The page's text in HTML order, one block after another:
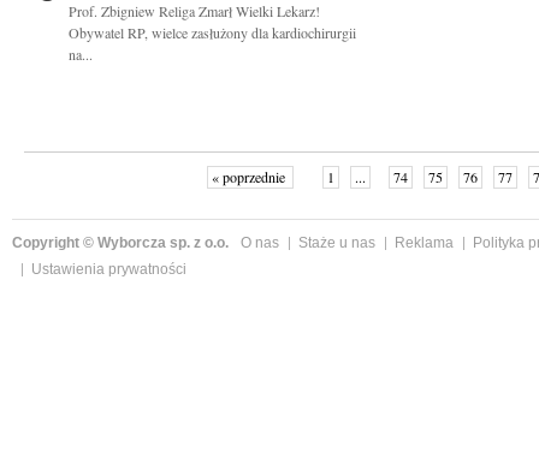
Prof. Zbigniew Religa Zmarł Wielki Lekarz!
Obywatel RP, wielce zasłużony dla kardiochirurgii
na...
« poprzednie 1 ... 74 75 76 77
Copyright © Wyborcza sp. z o.o. O nas Staże u nas Reklama
Polityka
Ustawienia prywatności